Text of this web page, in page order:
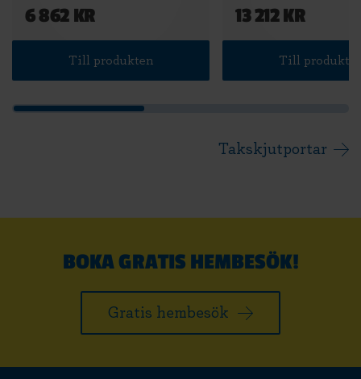
Takskjutportar
6 862 KR
Till produkten
13 212 KR
Till
BOKA GRATIS HEMBESÖK!
Gratis hembesök